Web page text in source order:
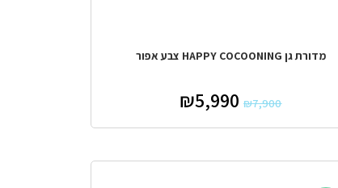
מדורת גן HAPPY COCOONING צבע אפור
₪7,900
₪5,990